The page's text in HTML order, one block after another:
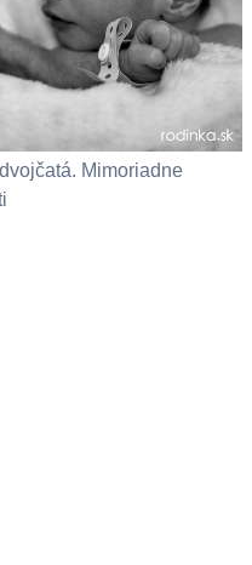
Mimoriadne